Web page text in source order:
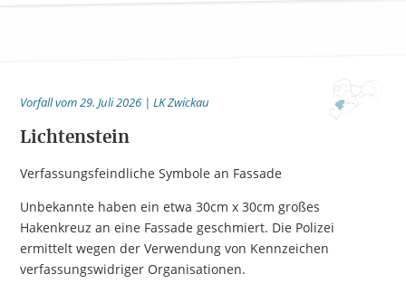
Vorfall vom 29. Juli 2026 | LK Zwickau
Lichtenstein
Verfassungsfeindliche Symbole an Fassade
Unbekannte haben ein etwa 30cm x 30cm großes
Hakenkreuz an eine Fassade geschmiert. Die Polizei
ermittelt wegen der Verwendung von Kennzeichen
verfassungswidriger Organisationen.